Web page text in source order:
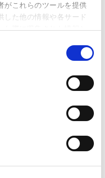
がこれらのツールを提供
した他の情報や各サード
た際に収集された情報と
外部サイト）
（
（外部サイト）
務弁護士（2024年）
ACADEMIC